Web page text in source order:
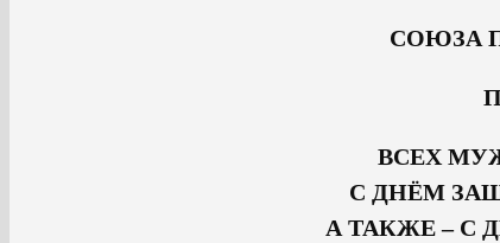
СОЮЗА
ВСЕХ
С ДНЁМ
А ТАКЖЕ – С